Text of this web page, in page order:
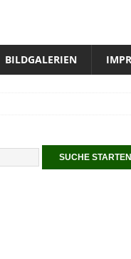
BILDGALERIEN